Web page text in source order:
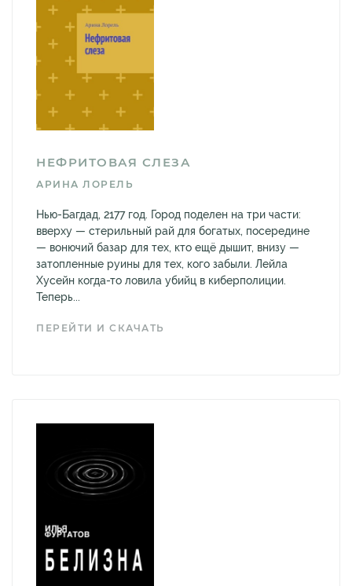
НЕФРИТОВАЯ СЛЕЗА
АРИНА ЛОРЕЛЬ
Нью-Багдад, 2177 год. Город поделен на три части:
вверху — стерильный рай для богатых, посередине
— вонючий базар для тех, кто ещё дышит, внизу —
затопленные руины для тех, кого забыли. Лейла
Хусейн когда-то ловила убийц в киберполиции.
Теперь...
ПЕРЕЙТИ И СКАЧАТЬ